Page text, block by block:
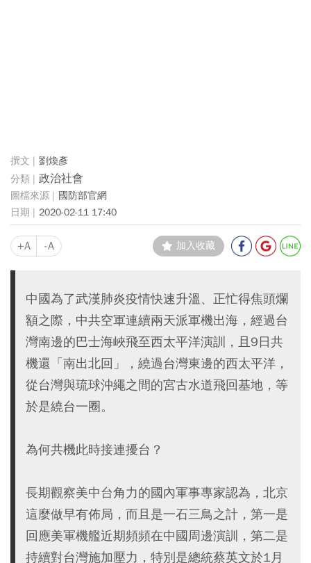
劉煥彥
政治社會
國防部官網
2020-02-11 17:40
+A -A 加入收藏
中國為了武漢肺炎疫情快速升溫、正忙得焦頭爛
額之際，中共空軍連續兩天派軍機出海，經過台
灣南邊的巴士海峽飛至西太平洋演訓，且9日共
機還「南出北回」，繞過台灣東邊的西太平洋，
從台灣與琉球沖繩之間的宮古水道飛回基地，等
於是繞台一圈。
為何共機此時接連擾台？
長期觀察美中台角力的國內軍事專家認為，北京
這麼做早有佈局，而且是一石三鳥之計，第一是
回應美軍機艦近期頻頻在中國周邊演訓，第二是
持續對台灣施加壓力，特別是總統蔡英文於1月